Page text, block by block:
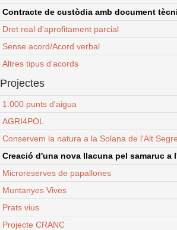
Contracte de custòdia amb document
Dret real d'aprofitament parcial
Sense acord/Acord verbal
Altres tipus d'acords
Projectes
1.000 punts d'aigua
AGRI4POL
Conservem la natura a la Solana de l'Alt
Creació d'una nova llacuna pel samaruc a
Microreserves de papallones
Muntanyes Vives
Prats vius
Projecte CRANC